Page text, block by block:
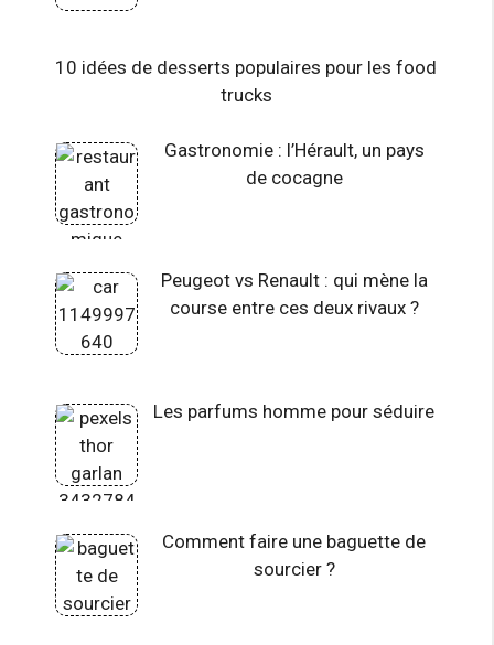
10 idées de desserts populaires pour les food
trucks
Gastronomie : l’Hérault, un pays
de cocagne
Peugeot vs Renault : qui mène la
course entre ces deux rivaux ?
Les parfums homme pour séduire
Comment faire une baguette de
sourcier ?